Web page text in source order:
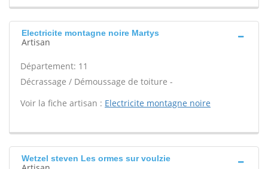
Electricite montagne noire Martys
Artisan
Département: 11
Décrassage / Démoussage de toiture -
Voir la fiche artisan : Electricite montagne noire
Wetzel steven Les ormes sur voulzie